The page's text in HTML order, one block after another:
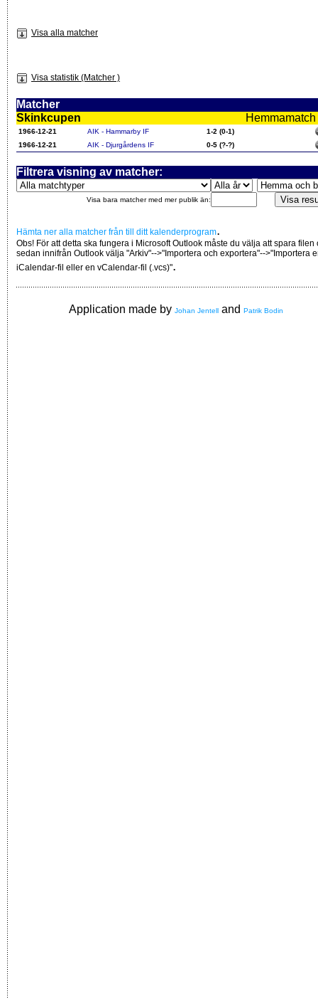
Visa alla matcher
Visa statistik (Matcher )
Matcher
Skinkcupen
1966-12-21 AIK - Hammarby IF
1-2 (0-1)
1966-12-21
AIK - Djurgårdens IF 0-5 (?-?)
Filtrera visning av matcher:
Visa bara matcher med mer publik än:
Hämta ner alla matcher från till ditt kalenderprogram.
Obs! För att detta ska fungera i Microsoft Outlook måste du välja att spara filen
sedan innifrån Outlook välja "Arkiv"-->"Importera och exportera"-->"Importera
iCalendar-fil eller en vCalendar-fil (.vcs)".
Application made by Johan Jentell and Patrik Bodin